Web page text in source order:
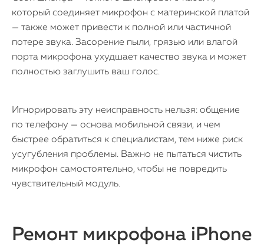
который соединяет микрофон с материнской платой
— также может привести к полной или частичной
потере звука. Засорение пыли, грязью или влагой
порта микрофона ухудшает качество звука и может
полностью заглушить ваш голос.
Игнорировать эту неисправность нельзя: общение
по телефону — основа мобильной связи, и чем
быстрее обратиться к специалистам, тем ниже риск
усугубления проблемы. Важно не пытаться чистить
микрофон самостоятельно, чтобы не повредить
чувствительный модуль.
Ремонт микрофона iPhone